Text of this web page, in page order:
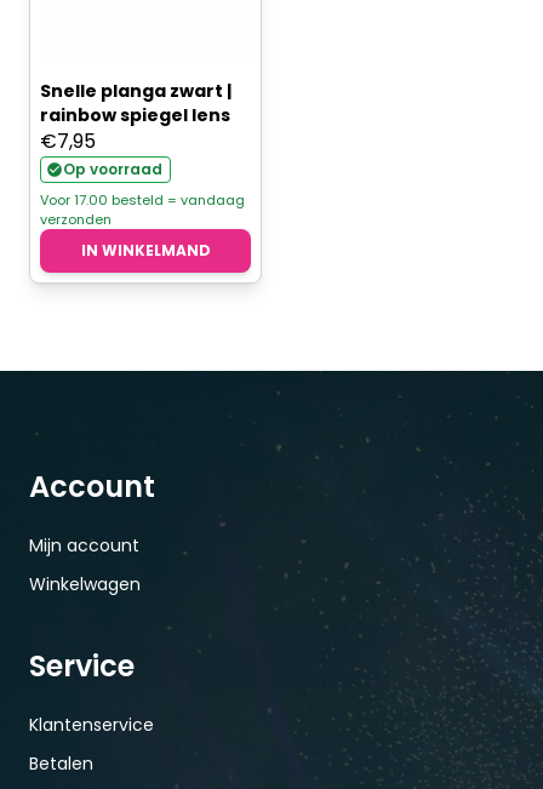
Snelle planga zwart |
rainbow spiegel lens
€7,95
Op voorraad
Voor 17.00 besteld = vandaag
verzonden
IN WINKELMAND
Account
Mijn account
Winkelwagen
Service
Klantenservice
Betalen